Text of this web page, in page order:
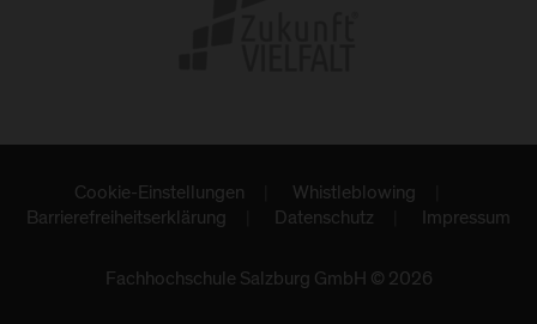
Fachhochschule Salzburg GmbH © 2026
Cookie-Einstellungen
Whistleblowing
Barrierefreiheitserklärung
Datenschutz Impressum